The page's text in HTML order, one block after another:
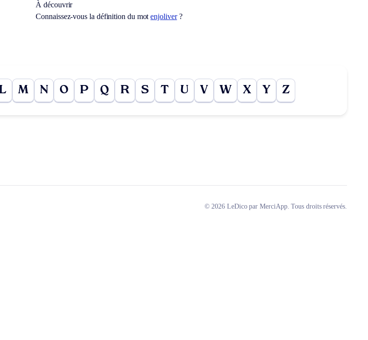
À découvrir
Connaissez-vous la définition du motenjoliver?
M N O P Q R S T U V W X Y Z
© 2026 LeDico par MerciApp. Tous droits réservés.